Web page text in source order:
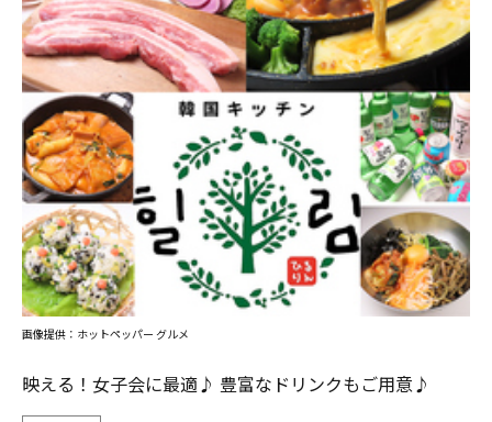
映える！女子会に最適♪ 豊富なドリンクもご用意♪
画像提供：ホットペッパー グルメ